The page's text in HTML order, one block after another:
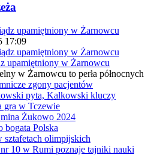
17:09
upamiętniony w Żarnowcu
w Żarnowcu to perła północnych
zgony pacjentów
pyta, Kalkowski kluczy
gra w Tczewie
Żukowo 2024
bogata Polska
olimpijskich
10 w Rumi poznaje tajniki nauki